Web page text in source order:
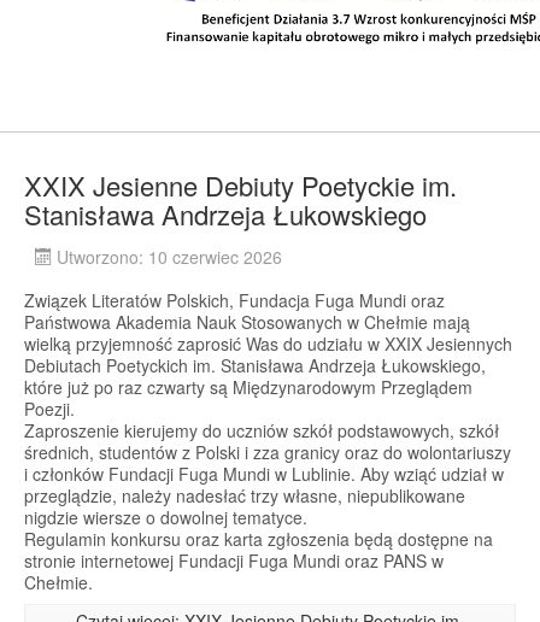
XXIX Jesienne Debiuty Poetyckie im.
Stanisława Andrzeja Łukowskiego
Utworzono: 10 czerwiec 2026
Związek Literatów Polskich, Fundacja Fuga Mundi oraz
Państwowa Akademia Nauk Stosowanych w Chełmie mają
wielką przyjemność zaprosić Was do udziału w XXIX Jesiennych
Debiutach Poetyckich im. Stanisława Andrzeja Łukowskiego,
które już po raz czwarty są Międzynarodowym Przeglądem
Poezji.
Zaproszenie kierujemy do uczniów szkół podstawowych, szkół
średnich, studentów z Polski i zza granicy oraz do wolontariuszy
i członków Fundacji Fuga Mundi w Lublinie. Aby wziąć udział w
przeglądzie, należy nadesłać trzy własne, niepublikowane
nigdzie wiersze o dowolnej tematyce.
Regulamin konkursu oraz karta zgłoszenia będą dostępne na
stronie internetowej Fundacji Fuga Mundi oraz PANS w
Chełmie.